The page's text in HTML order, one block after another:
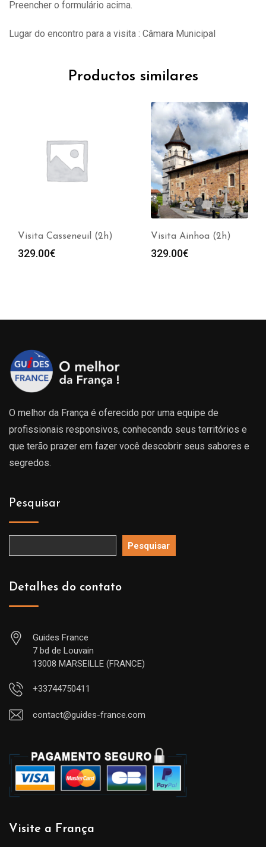
Preencher o formulário acima.
Lugar do encontro para a visita : Câmara Municipal
Productos similares
Visita Casseneuil (2h)
329.00€
Visita Ainhoa (2h)
329.00€
O melhor da França é oferecido por uma equipe de
profissionais responsivos, conhecendo seus territórios e
que terão prazer em fazer você descobrir seus sabores e
segredos.
Pesquisar
Pesquisar
Detalhes do contato
Guides France
7 bd de Louvain
13008 MARSEILLE (FRANCE)
+33744750411
contact@guides-france.com
Visite a França